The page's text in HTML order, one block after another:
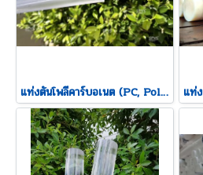
แท่งตันโพลีคาร์บอเนต (PC, Polycarbonate Solid Rod)